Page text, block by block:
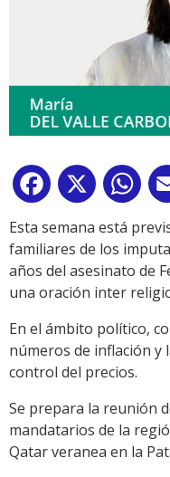
Facebook
X
Esta semana está
familiares de los
años del asesinato de
una oración inter
En el ámbito político,
números de inflación y
control del precios.
Se prepara la reunión
mandatarios de la
Qatar veranea en la